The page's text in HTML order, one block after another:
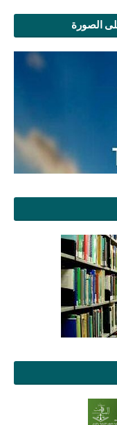
الصورة